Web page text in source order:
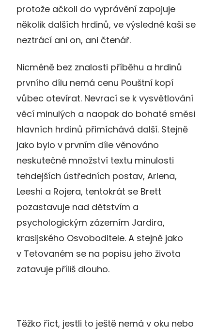
protože ačkoli do vyprávění zapojuje
několik dalších hrdinů, ve výsledné kaši se
neztrácí ani on, ani čtenář.
Nicméně bez znalosti příběhu a hrdinů
prvního dílu nemá cenu Pouštní kopí
vůbec otevírat. Nevrací se k vysvětlování
věcí minulých a naopak do bohaté směsi
hlavních hrdinů přimíchává další. Stejně
jako bylo v prvním díle věnováno
neskutečné množství textu minulosti
tehdejších ústředních postav, Arlena,
Leeshi a Rojera, tentokrát se Brett
pozastavuje nad dětstvím a
psychologickým zázemím Jardira,
krasijského Osvoboditele. A stejně jako
v Tetovaném se na popisu jeho života
zatavuje příliš dlouho.
Těžko říct, jestli to ještě nemá v oku nebo